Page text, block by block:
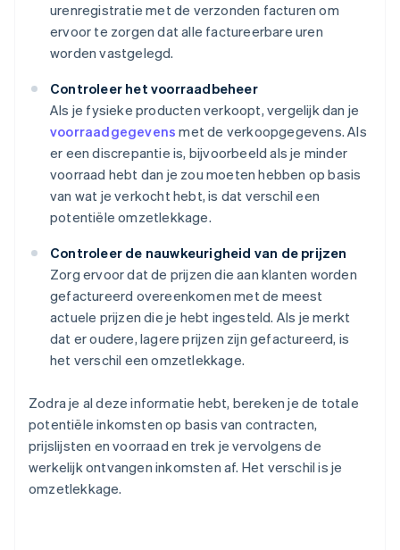
urenregistratie met de verzonden facturen om
ervoor te zorgen dat alle factureerbare uren
worden vastgelegd.
Controleer het voorraadbeheer
Als je fysieke producten verkoopt, vergelijk dan je
voorraadgegevens met de verkoopgegevens. Als
er een discrepantie is, bijvoorbeeld als je minder
voorraad hebt dan je zou moeten hebben op basis
van wat je verkocht hebt, is dat verschil een
potentiële omzetlekkage.
Controleer de nauwkeurigheid van de prijzen
Zorg ervoor dat de prijzen die aan klanten worden
gefactureerd overeenkomen met de meest
actuele prijzen die je hebt ingesteld. Als je merkt
dat er oudere, lagere prijzen zijn gefactureerd, is
het verschil een omzetlekkage.
Zodra je al deze informatie hebt, bereken je de totale
potentiële inkomsten op basis van contracten,
prijslijsten en voorraad en trek je vervolgens de
werkelijk ontvangen inkomsten af. Het verschil is je
omzetlekkage.